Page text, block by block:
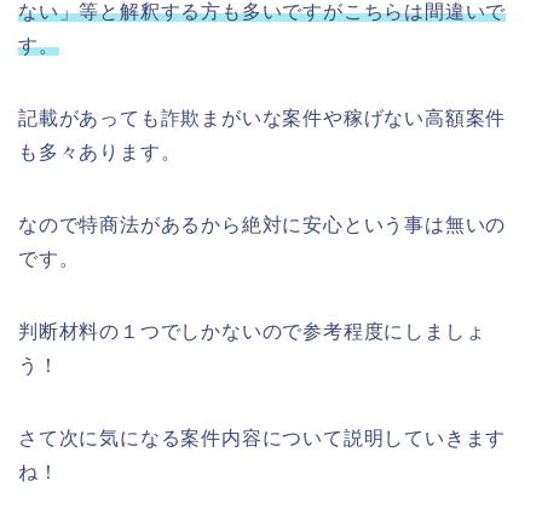
ない」等と解釈する方も多いですがこちらは間違いで
す。
記載があっても詐欺まがいな案件や稼げない高額案件
も多々あります。
なので特商法があるから絶対に安心という事は無いの
です。
判断材料の１つでしかないので参考程度にしましょ
う！
さて次に気になる案件内容について説明していきます
ね！